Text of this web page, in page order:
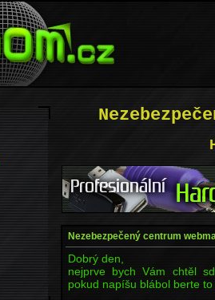
Nezebezpečený centrum
Dobrý den,
nejprve bych Vám chtěl
pokud napíšu blábol berte